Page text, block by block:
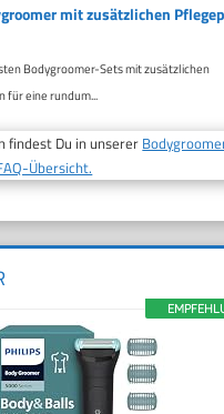
mit zusätzlichen
Bodygroomer-Sets mit zusätzlichen
für eine rundum...
findest Du in unserer
Übersicht.